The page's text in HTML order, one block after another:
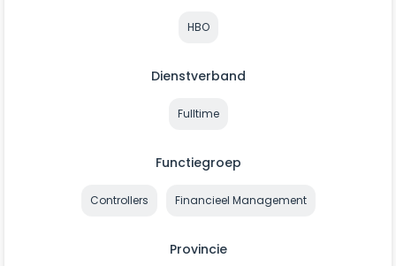
HBO
Dienstverband
Fulltime
Functiegroep
Controllers Financieel Management
Provincie